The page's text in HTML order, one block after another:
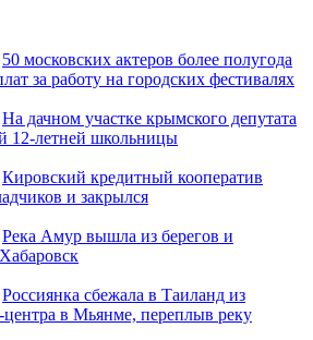
50 московских актеров более полугода
за работу на городских фестивалях
На дачном участке крымского депутата
12-летней школьницы
Кировский кредитный кооператив
и закрылся
Река Амур вышла из берегов и
Россиянка сбежала в Таиланд из
в Мьянме, переплыв реку